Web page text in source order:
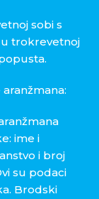
sobi s
trokrevetnoj
ime i
i broj
su podaci
Brodski